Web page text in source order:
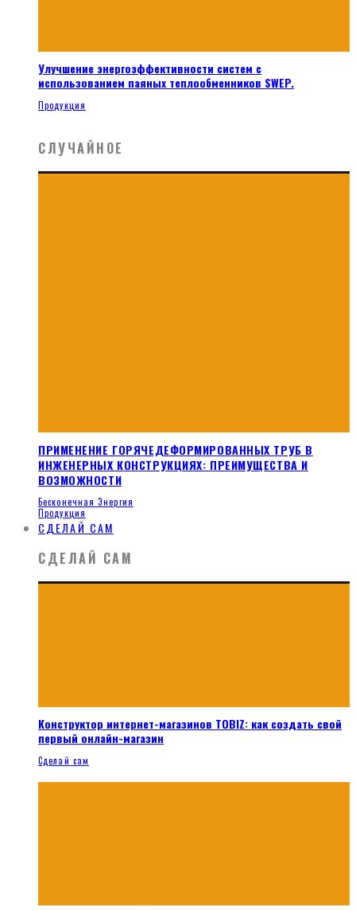
Улучшение энергоэффективности систем с
использованием паяных теплообменников SWEP.
Продукция
СЛУЧАЙНОЕ
ПРИМЕНЕНИЕ ГОРЯЧЕДЕФОРМИРОВАННЫХ ТРУБ В
ИНЖЕНЕРНЫХ КОНСТРУКЦИЯХ: ПРЕИМУЩЕСТВА И
ВОЗМОЖНОСТИ
Бесконечная Энергия
Продукция
СДЕЛАЙ САМ
СДЕЛАЙ САМ
Конструктор интернет-магазинов TOBIZ: как создать свой
первый онлайн-магазин
Сделай сам